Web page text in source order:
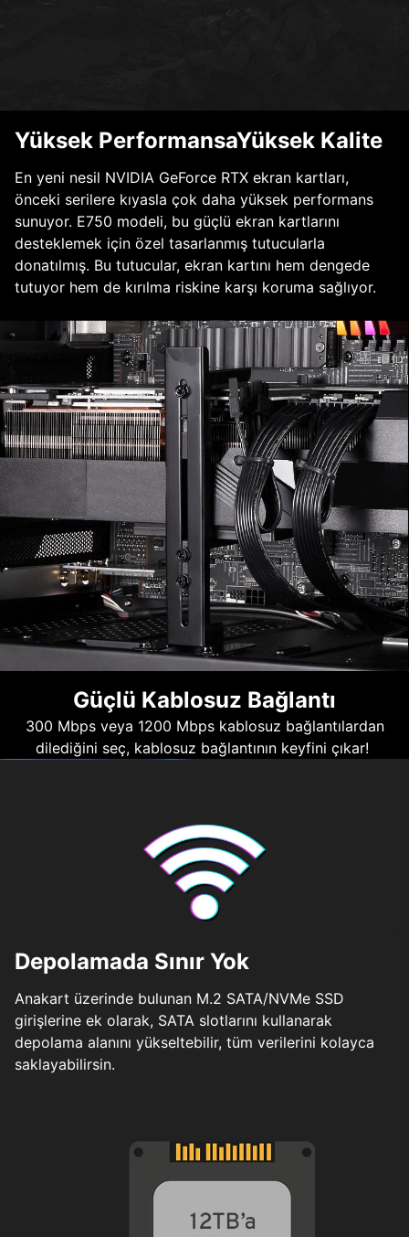
Yüksek PerformansaYüksek Kalite
En yeni nesil NVIDIA GeForce RTX ekran kartları,
önceki serilere kıyasla çok daha yüksek performans
sunuyor. E750 modeli, bu güçlü ekran kartlarını
desteklemek için özel tasarlanmış tutucularla
donatılmış. Bu tutucular, ekran kartını hem dengede
tutuyor hem de kırılma riskine karşı koruma sağlıyor.
Güçlü Kablosuz Bağlantı
300 Mbps veya 1200 Mbps kablosuz bağlantılardan
dilediğini seç, kablosuz bağlantının keyfini çıkar!
Depolamada Sınır Yok
Anakart üzerinde bulunan M.2 SATA/NVMe SSD
girişlerine ek olarak, SATA slotlarını kullanarak
depolama alanını yükseltebilir, tüm verilerini kolayca
saklayabilirsin.